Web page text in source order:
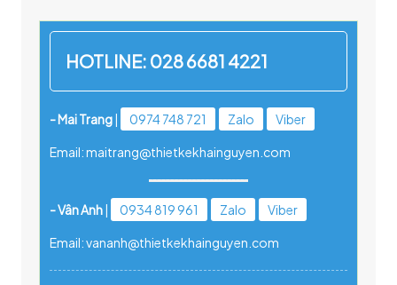
HOTLINE: 028 6681 4221
- Mai Trang| 0974 748 721 Zalo Viber
Email: maitrang@thietkekhainguyen.com
- Vân Anh| 0934 819 961 Zalo Viber
Email: vananh@thietkekhainguyen.com